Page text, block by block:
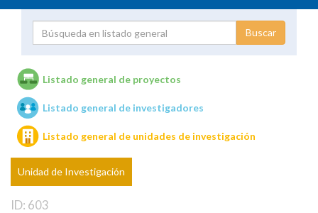
Unidades de investigación
Listado general de proyectos
Listado general de investigadores
Listado general de unidades de investigación
Unidad de Investigación
ID: 603